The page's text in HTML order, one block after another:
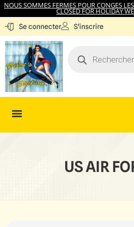
NOUS SOMMES FERMES POUR CONGES
CLOSED FOR HOLIDAY
Se connecter S'inscrire
US AIR